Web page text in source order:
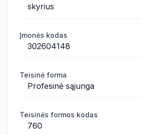
skyrius
Įmonės kodas
302604148
Teisinė forma
Profesinė sąjunga
Teisinės formos kodas
760